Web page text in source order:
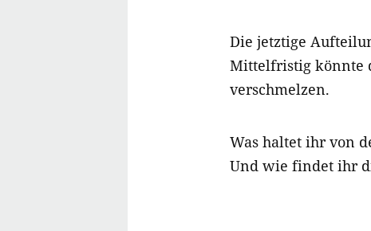
Die jetztige
Mittelfristig könnte
verschmelzen.
Was haltet ihr von
Und wie findet ihr